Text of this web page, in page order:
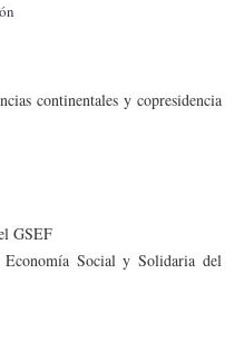
continentales y copresidencia
GSEF
Social y Solidaria del